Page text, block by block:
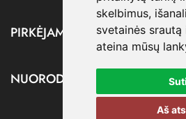
skelbimus,
svetainės
ateina mūsų
Aš
PIRKĖJAMS
NUORODOS